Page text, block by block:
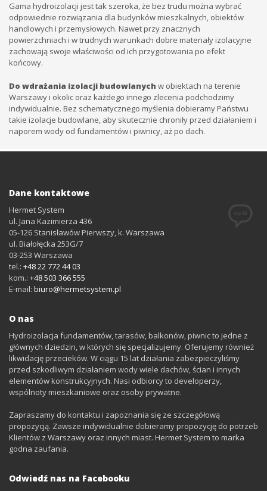
Gama hydroizolacji jest tak szeroka, że bez trudu można wybrać
odpowiednie rozwiązania dla budynków mieszkalnych, obiektów
handlowych i przemysłowych. Nawet przy znacznych
powierzchniach i w trudnych warunkach dobre materiały izolacyjne
zachowają swoje właściwości od ich przygotowania po efekt
końcowy.
Do wdrażania izolacji budowlanych w obiektach na terenie
Warszawy i okolic oraz każdego innego zlecenia podchodzimy
indywidualnie. Bez schematycznego myślenia dobieramy Państwu
takie izolacje budowlane, aby skutecznie chroniły przed działaniem i
naporem wody od fundamentów i piwnicy, aż po dach.
Dane kontaktowe
Hermet System
ul. Jana Kazimierza 436
05-126 Stanisławów Pierwszy, k. Warszawa
ul. Białołęcka 253G/7
03-253 Warszawa
tel.: +48 22 772 44 03
kom.: +48 503 366 555
E-mail: biuro@hermetsystem.pl
O nas
Hydroizolacja fundamentów, tarasów, balkonów, piwnic to jedne z
głównych dziedzin, w których się specjalizujemy. Oferujemy również
likwidację przecieków. W ciągu 15 lat działania zabezpieczyliśmy
przed szkodliwym działaniem wody wiele dachów, ścian i innych
elementów konstrukcyjnych. Nasi odbiorcy to developerzy,
wspólnoty mieszkaniowe oraz osoby prywatne.
Zapraszamy do kontaktu i zapoznania się ze szczegółową
propozycją. Zawsze indywidualnie dobieramy propozycję do potrzeb
Klientów z Warszawy oraz innych miast. Hermet System to marka
godna zaufania.
Odwiedź nas na Facebooku